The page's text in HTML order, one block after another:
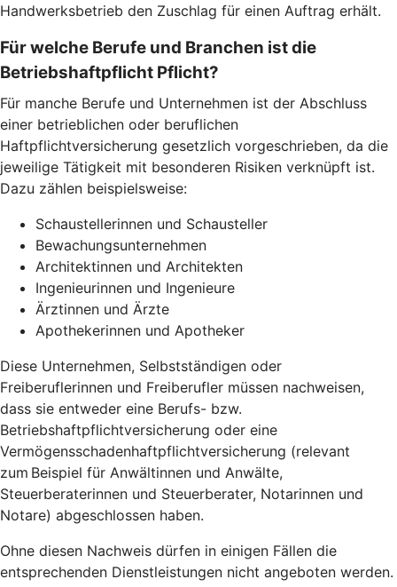
Handwerksbetrieb den Zuschlag für einen Auftrag erhält.
Für welche Berufe und Branchen ist die
Betriebshaftpflicht Pflicht?
Für manche Berufe und Unternehmen ist der Abschluss
einer betrieblichen oder beruflichen
Haftpflichtversicherung gesetzlich vorgeschrieben, da die
jeweilige Tätigkeit mit besonderen Risiken verknüpft ist.
Dazu zählen beispielsweise:
Schaustellerinnen und Schausteller
Bewachungsunternehmen
Architektinnen und Architekten
Ingenieurinnen und Ingenieure
Ärztinnen und Ärzte
Apothekerinnen und Apotheker
Diese Unternehmen, Selbstständigen oder
Freiberuflerinnen und Freiberufler müssen nachweisen,
dass sie entweder eine Berufs- bzw.
Betriebshaftpflichtversicherung oder eine
Vermögensschadenhaftpflichtversicherung (relevant
zum Beispiel für Anwältinnen und Anwälte,
Steuerberaterinnen und Steuerberater, Notarinnen und
Notare) abgeschlossen haben.
Ohne diesen Nachweis dürfen in einigen Fällen die
entsprechenden Dienstleistungen nicht angeboten werden.